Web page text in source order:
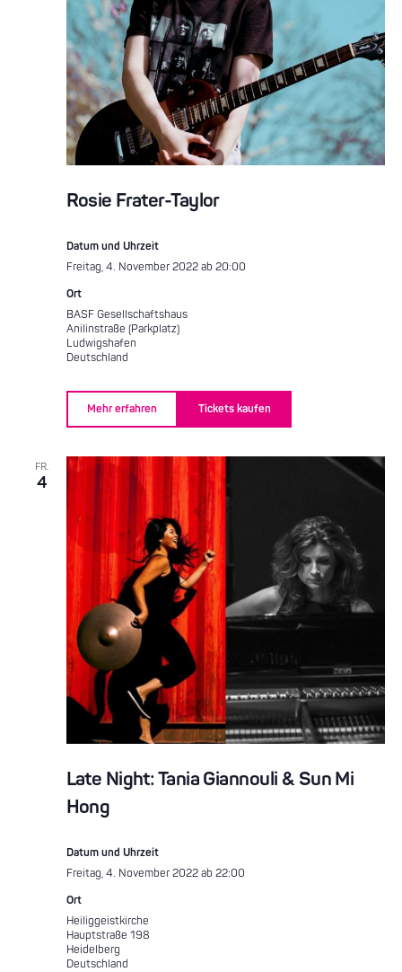
Rosie Frater-Taylor
Datum und Uhrzeit
Freitag, 4. November 2022 ab 20:00
Ort
BASF Gesellschaftshaus
Anilinstraße (Parkplatz)
Ludwigshafen
Deutschland
Mehr erfahren Tickets kaufen
FR.
4
Late Night: Tania Giannouli & Sun Mi
Hong
Datum und Uhrzeit
Freitag, 4. November 2022 ab 22:00
Ort
Heiliggeistkirche
Hauptstraße 198
Heidelberg
Deutschland